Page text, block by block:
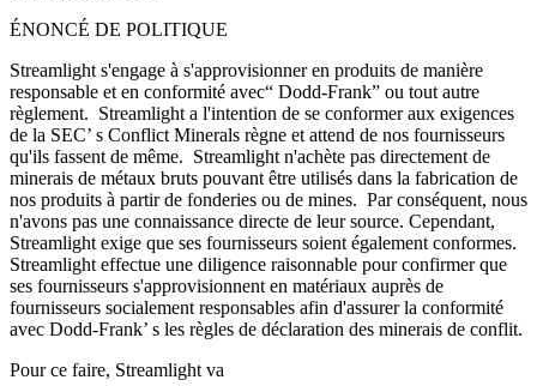
ÉNONCÉ DE POLITIQUE
Streamlight s'engage à s'approvisionner en produits de manière
responsable et en conformité avec“ Dodd-Frank” ou tout autre
règlement. Streamlight a l'intention de se conformer aux exigences
de la SEC’ s Conflict Minerals règne et attend de nos fournisseurs
qu'ils fassent de même. Streamlight n'achète pas directement de
minerais de métaux bruts pouvant être utilisés dans la fabrication de
nos produits à partir de fonderies ou de mines. Par conséquent, nous
n'avons pas une connaissance directe de leur source. Cependant,
Streamlight exige que ses fournisseurs soient également conformes.
Streamlight effectue une diligence raisonnable pour confirmer que
ses fournisseurs s'approvisionnent en matériaux auprès de
fournisseurs socialement responsables afin d'assurer la conformité
avec Dodd-Frank’ s les règles de déclaration des minerais de conflit.
Pour ce faire, Streamlight va